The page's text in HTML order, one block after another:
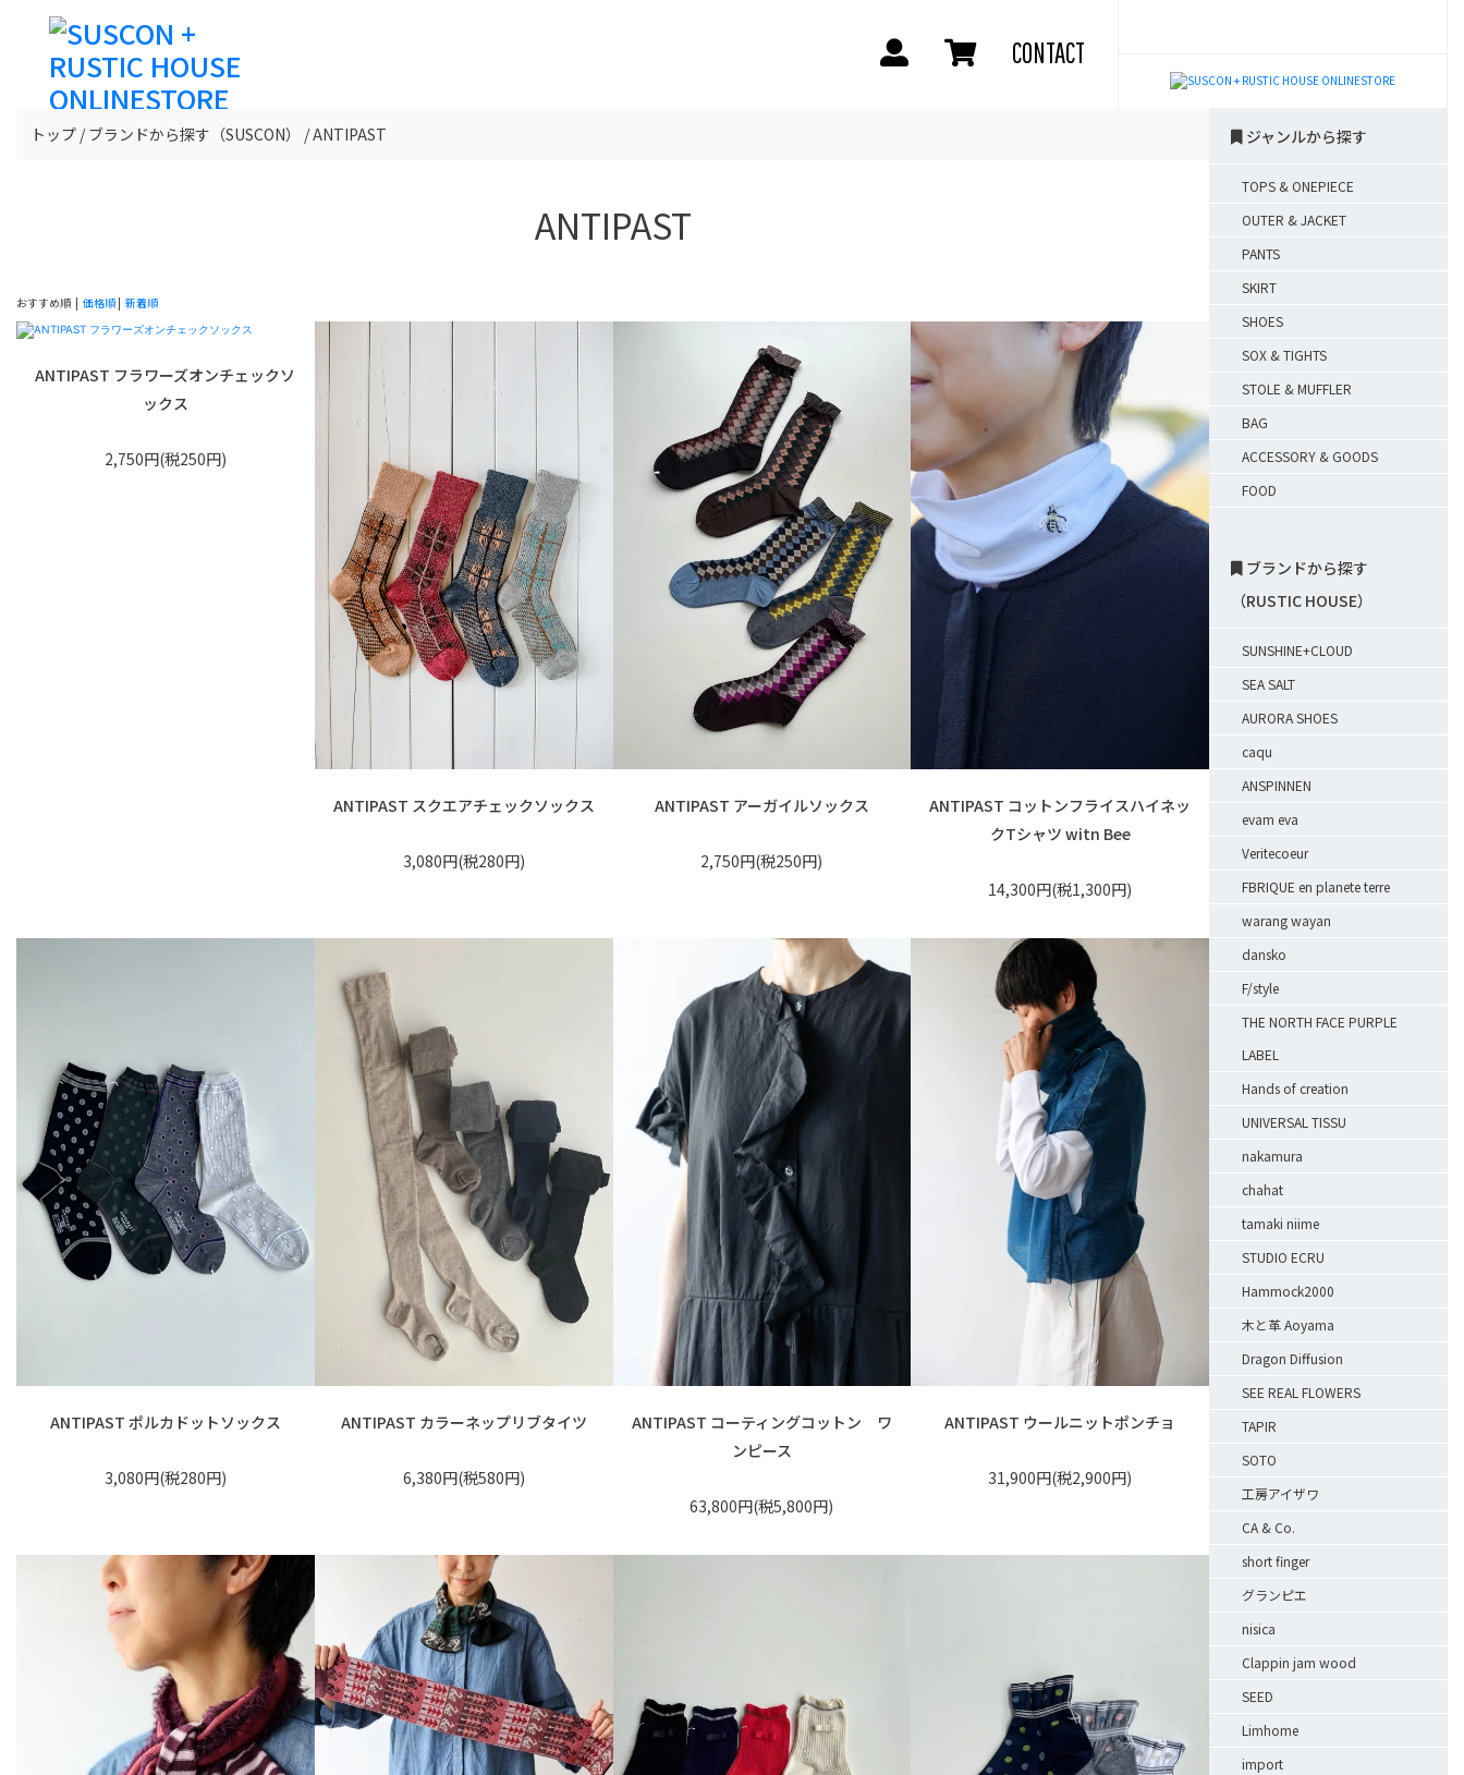
CONTACT
トップ ブランドから探す（SUSCON） ANTIPAST
ANTIPAST
おすすめ順 | 価格順 | 新着順
ANTIPAST フラワーズオンチェックソ
ックス
2,750円(税250円)
ANTIPAST スクエアチェックソックス
3,080円(税280円)
ANTIPAST アーガイルソックス
2,750円(税250円)
ANTIPAST コットンフライスハイネッ
クTシャツ witn Bee
14,300円(税1,300円)
ANTIPAST ポルカドットソックス
3,080円(税280円)
ANTIPAST カラーネップリブタイツ
6,380円(税580円)
ANTIPAST コーティングコットン ワ
ンピース
63,800円(税5,800円)
ANTIPAST ウールニットポンチョ
31,900円(税2,900円)
ジャンルから探す
TOPS & ONEPIECE
OUTER & JACKET
PANTS
SKIRT
SHOES
SOX & TIGHTS
STOLE & MUFFLER
BAG
ACCESSORY & GOODS
FOOD
ブランドから探す
（RUSTIC HOUSE）
SUNSHINE+CLOUD
SEA SALT
AURORA SHOES
caqu
ANSPINNEN
evam eva
Veritecoeur
FBRIQUE en planete terre
warang wayan
dansko
F/style
THE NORTH FACE PURPLE
LABEL
Hands of creation
UNIVERSAL TISSU
nakamura
chahat
tamaki niime
STUDIO ECRU
Hammock2000
木と革 Aoyama
Dragon Diffusion
SEE REAL FLOWERS
TAPIR
SOTO
工房アイザワ
CA & Co.
short finger
グランピエ
nisica
Clappin jam wood
SEED
Limhome
import